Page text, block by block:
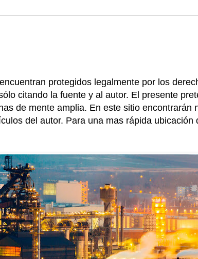
protegidos legalmente por los
citando la fuente y al autor. El presente
de mente amplia. En este sitio encontrarán
del autor. Para una mas rápida ubicación